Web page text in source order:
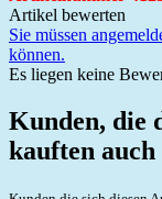
Artikel bewerten
Sie müssen
können.
Es liegen keine
Kunden, die
kauften auch